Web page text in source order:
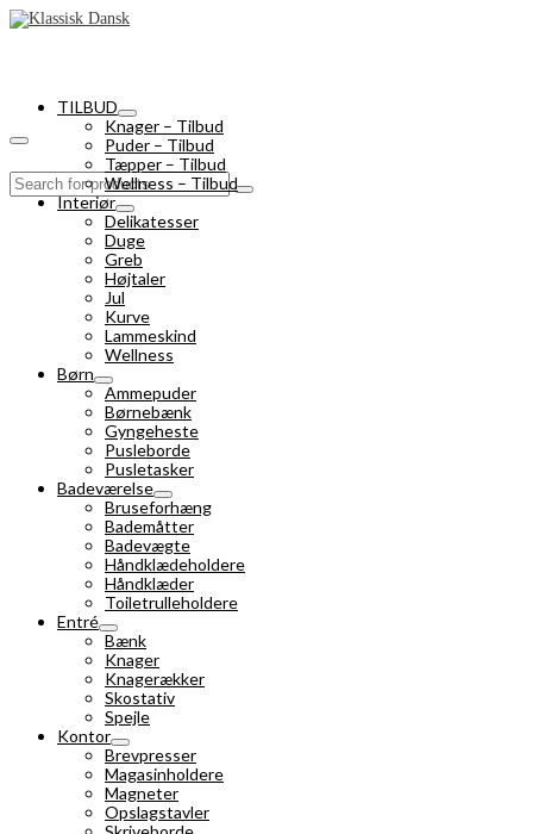
Search
for:
TILBUD
Knager – Tilbud
Puder – Tilbud
Tæpper – Tilbud
Wellness – Tilbud
Interiør
Delikatesser
Duge
Greb
Højtaler
Jul
Kurve
Lammeskind
Wellness
Børn
Ammepuder
Børnebænk
Gyngeheste
Pusleborde
Pusletasker
Badeværelse
Bruseforhæng
Bademåtter
Badevægte
Håndklædeholdere
Håndklæder
Toiletrulleholdere
Entré
Bænk
Knager
Knagerækker
Skostativ
Spejle
Kontor
Brevpresser
Magasinholdere
Magneter
Opslagstavler